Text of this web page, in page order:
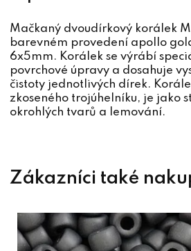
Mačkaný dvoudírkový korálek
barevném provedení apollo
6x5mm. Korálek se výrábí
povrchové úpravy a dosahuje
čistoty jednotlivých dírek.
zkoseného trojúhelníku, je jako
okrohlých tvarů a lemování.